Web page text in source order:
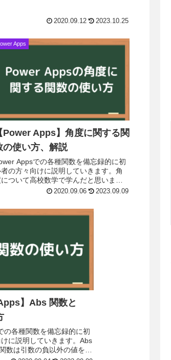
2020.09.12 2023.10.25
Apps
Power Apps】角度に関する関
の使い方、解説
Appsでの各種関数を備忘録的に初
の方々向けに説明していきます。角
について高校数学で学んだと思いま
。少し復習しますので、覚えていると
度(De...
2020.09.06 2023.09.09
】Abs 関数と
の各種関数を備忘録的に初
に説明していきます。Abs
数は引数の負以外の値を返